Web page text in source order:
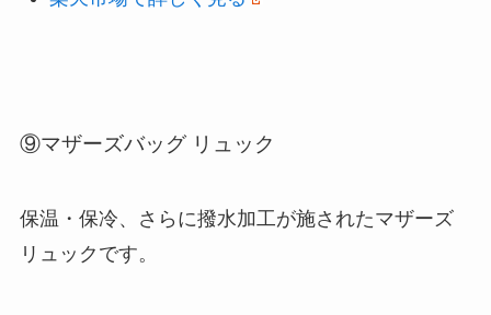
⑨マザーズバッグ リュック
保温・保冷、さらに撥水加工が施されたマザーズ
リュックです。